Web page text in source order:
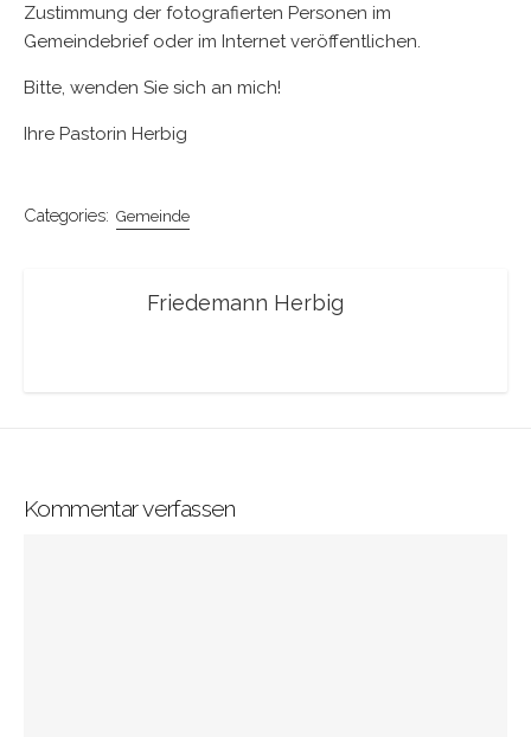
Zustimmung der fotografierten Personen im
Gemeindebrief oder im Internet veröffentlichen.
Bitte, wenden Sie sich an mich!
Ihre Pastorin Herbig
Categories: Gemeinde
Friedemann Herbig
Kommentar verfassen